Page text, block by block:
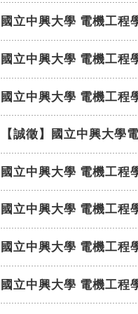
國立中興大學 電機工程
國立中興大學 電機工程
國立中興大學 電機工程
【誠徵】國立中興大學
國立中興大學 電機工程
國立中興大學 電機工程
國立中興大學 電機工程
國立中興大學 電機工程